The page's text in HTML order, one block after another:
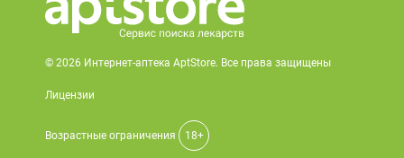
© 2026 Интернет-аптека AptStore. Все права защищены
Лицензии
Возрастные ограничения 18+